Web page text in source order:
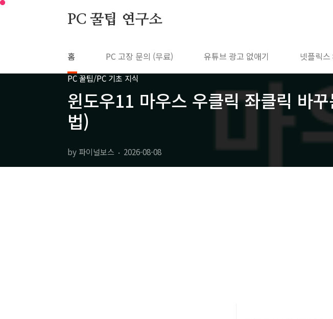
본문 바로가기
PC 꿀팁 연구소
홈 PC 고장 문의 (무료) 유튜브 광고 없애기 넷플릭스
PC 꿀팁/PC 기초 지식
윈도우11 마우스 우클릭 좌클릭 바
법)
by 파이널보스 2026-08-08